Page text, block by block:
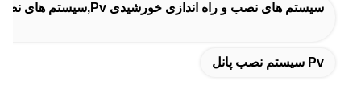
سیستم های نصب و راه اندازی خورشیدی Pv,سیستم های نصب و راه اندازی خورشیدی PV
Pv سیستم نصب پانل